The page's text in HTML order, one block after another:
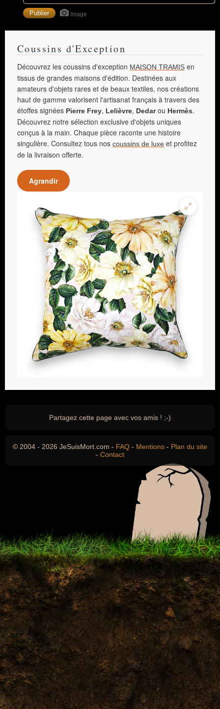
Image
Coussins d'Exception
Découvrez les coussins d'exception MAISON TRAMIS en
tissus de grandes maisons d'édition. Destinées aux
amateurs d'objets rares et de beaux textiles, nos créations
haut de gamme valorisent l'artisanat français à travers des
étoffes signées Pierre Frey, Lelièvre, Dedarou Hermès.
Découvrez notre sélection exclusive d'objets uniques
conçus à la main. Chaque pièce raconte une histoire
singulière. Consultez tous nos coussins de luxe et profitez
de la livraison offerte.
Agrandir
Partagez cette page avec vos amis ! ;-)
© 2004 - 2026 JeSuisMort.com - FAQ - Mentions - Plan du site
- Contact